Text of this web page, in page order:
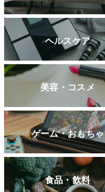
ヘルスケア
美容・コスメ
ゲーム・おもちゃ
食品・飲料